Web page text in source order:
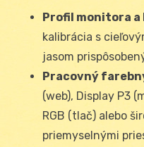
Profil monitora a
kalibrácia s
jasom
Pracovný
(web), Display P3
RGB (tlač) alebo
priemyselnými